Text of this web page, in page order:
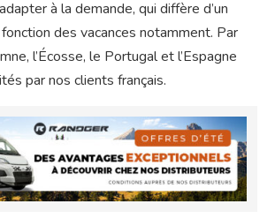
à la demande, qui diffère d’un
fonction des vacances notamment. Par
l’Écosse, le Portugal et l’Espagne
par nos clients français.